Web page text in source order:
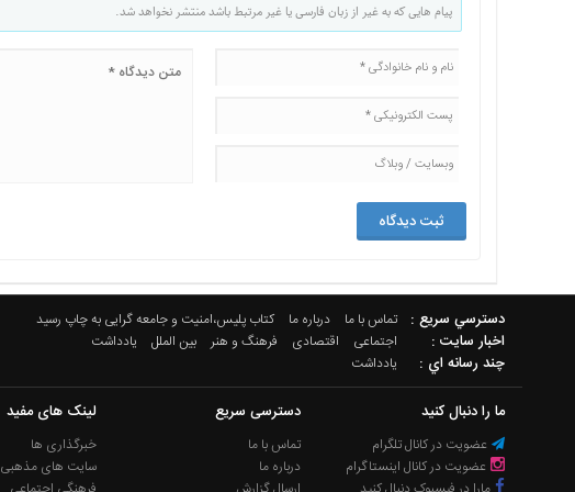
پیام هایی که به غیر از زبان فارسی یا غیر مرتبط باشد منتشر نخواهد شد.
دسترسي سريع : تماس با ما درباره ما کتاب پلیس،امنیت و جامعه گرایی به چاپ رسید
اخبار سایت : اجتماعی اقتصادی فرهنگ و هنر بین الملل یادداشت
چند رسانه اي : یادداشت
ما را دنبال کنید
عضویت در کانال تلگرام
عضویت در کانال اینستاگرام
دسترسی سریع
تماس با ما
درباره ما
لینک های مفید
خبرگذاری ها
سایت های مذهبی